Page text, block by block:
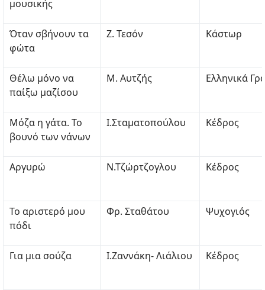
μουσικής
Όταν σβήνουν τα
φώτα
Ζ. Τεσόν Κάστωρ
Θέλω μόνο να
παίξω μαζίσου
Μ. Αυτζής Ελληνικά
Μόζα η γάτα. Το
βουνό των νάνων
Ι.Σταματοπούλου Κέδρος
Αργυρώ Ν.Τζώρτζογλου Κέδρος
Το αριστερό μου
πόδι
Φρ. Σταθάτου Ψυχογιός
Για μια σούζα Ι.Ζαννάκη- Λιάλιου Κέδρος